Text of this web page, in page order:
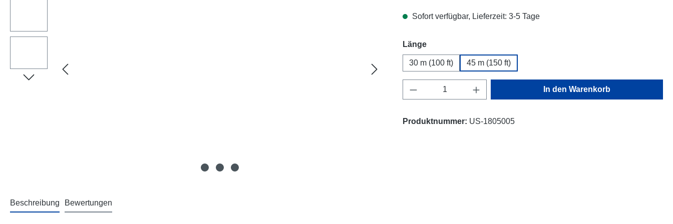
Sofort verfügbar, Lieferzeit: 3-5 Tage
Längeauswählen
30 m (100 ft) 45 m (150 ft)
Produkt Anzahl: Gib den gewünschten Wert ein
In den Warenkorb
Produktnummer: US-1805005
Beschreibung Bewertungen